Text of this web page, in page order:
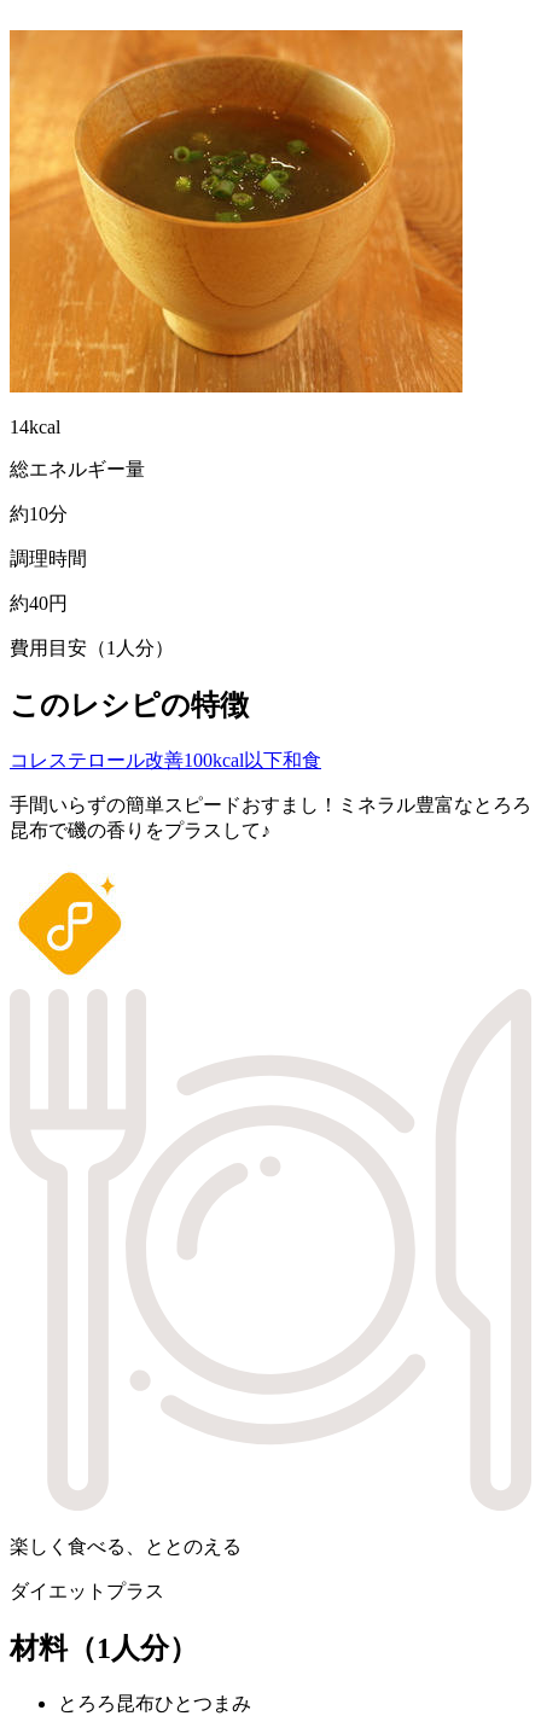
14kcal
総エネルギー量
約10分
調理時間
約40円
費用目安（1人分）
このレシピの特徴
コレステロール改善100kcal以下和食
手間いらずの簡単スピードおすまし！ミネラル豊富なとろろ
昆布で磯の香りをプラスして♪
楽しく食べる、ととのえる
ダイエットプラス
材料（1人分）
とろろ昆布ひとつまみ